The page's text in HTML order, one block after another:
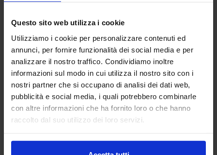
Questo sito web utilizza i cookie
Utilizziamo i cookie per personalizzare contenuti ed
annunci, per fornire funzionalità dei social media e per
analizzare il nostro traffico. Condividiamo inoltre
informazioni sul modo in cui utilizza il nostro sito con i
nostri partner che si occupano di analisi dei dati web,
pubblicità e social media, i quali potrebbero combinarle
con altre informazioni che ha fornito loro o che hanno
raccolto dal suo utilizzo dei loro servizi.
Location